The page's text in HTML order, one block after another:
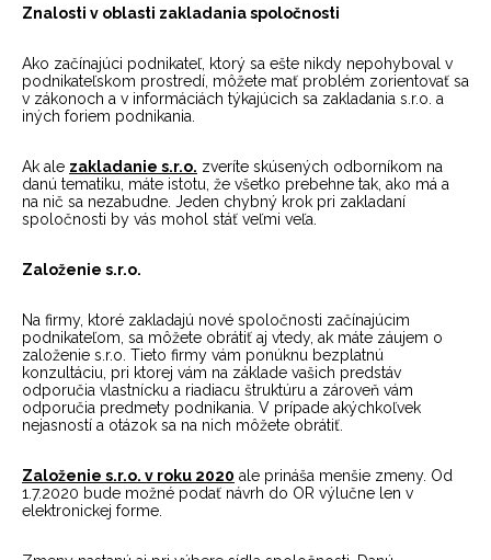
Znalosti v oblasti zakladania spoločnosti
Ako začínajúci podnikateľ, ktorý sa ešte nikdy nepohyboval v
podnikateľskom prostredí, môžete mať problém zorientovať sa
v zákonoch a v informáciách týkajúcich sa zakladania s.r.o. a
iných foriem podnikania.
Ak ale zakladanie s.r.o. zveríte skúsených odborníkom na
danú tematiku, máte istotu, že všetko prebehne tak, ako má a
na nič sa nezabudne. Jeden chybný krok pri zakladaní
spoločnosti by vás mohol stáť veľmi veľa.
Založenie s.r.o.
Na firmy, ktoré zakladajú nové spoločnosti začínajúcim
podnikateľom, sa môžete obrátiť aj vtedy, ak máte záujem o
založenie s.r.o. Tieto firmy vám ponúknu bezplatnú
konzultáciu, pri ktorej vám na základe vašich predstáv
odporučia vlastnícku a riadiacu štruktúru a zároveň vám
odporučia predmety podnikania. V prípade akýchkoľvek
nejasností a otázok sa na nich môžete obrátiť.
Založenie s.r.o. v roku 2020 ale prináša menšie zmeny. Od
1.7.2020 bude možné podať návrh do OR výlučne len v
elektronickej forme.